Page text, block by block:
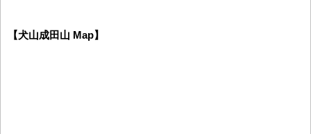
【犬山成田山 Map】